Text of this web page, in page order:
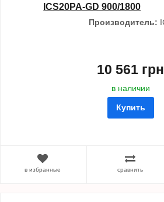
ICS20PA-GD 900/1800
Производитель:
10 561 грн
в наличии
Купить
в избранные сравнить